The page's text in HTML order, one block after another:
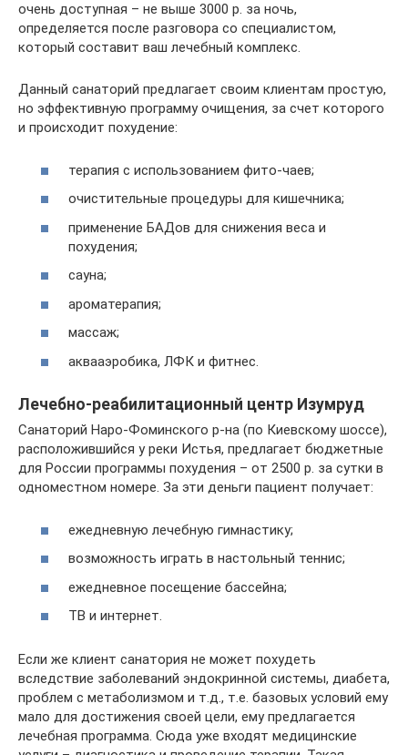
очень доступная – не выше 3000 р. за ночь,
определяется после разговора со специалистом,
который составит ваш лечебный комплекс.
Данный санаторий предлагает своим клиентам простую,
но эффективную программу очищения, за счет которого
и происходит похудение:
терапия с использованием фито-чаев;
очистительные процедуры для кишечника;
применение БАДов для снижения веса и
похудения;
сауна;
ароматерапия;
массаж;
аквааэробика, ЛФК и фитнес.
Лечебно-реабилитационный центр Изумруд
Санаторий Наро-Фоминского р-на (по Киевскому шоссе),
расположившийся у реки Истья, предлагает бюджетные
для России программы похудения – от 2500 р. за сутки в
одноместном номере. За эти деньги пациент получает:
ежедневную лечебную гимнастику;
возможность играть в настольный теннис;
ежедневное посещение бассейна;
ТВ и интернет.
Если же клиент санатория не может похудеть
вследствие заболеваний эндокринной системы, диабета,
проблем с метаболизмом и т.д., т.е. базовых условий ему
мало для достижения своей цели, ему предлагается
лечебная программа. Сюда уже входят медицинские